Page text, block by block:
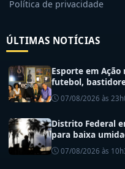
Política de privacidade
ÚLTIMAS NOTÍCIAS
Esporte em Ação
futebol,
esporte
07/08/2026 às
Distrito Federal
para baixa
07/08/2026 às